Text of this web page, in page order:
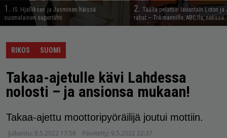
1.
IS: Hjalliksen ja Jasminen häissä
suomalainen supertähti
2. Täällä pelattiin lauantain Loton ja
rahat – Tokmannilla, ABC:lla, netissä…
RIKOS SUOMI
Takaa-ajetulle kävi Lahdessa
nolosti – ja ansionsa mukaan!
Takaa-ajettu moottoripyöräilijä joutui mottiin.
Julkaistu: 8.5.2022 17:58 Päivitetty: 9.5.2022 22:37